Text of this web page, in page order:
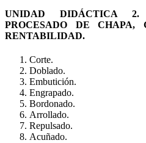
UNIDAD DIDÁCTICA 2.
PROCESADO DE CHAPA,
RENTABILIDAD.
Corte.
Doblado.
Embutición.
Engrapado.
Bordonado.
Arrollado.
Repulsado.
Acuñado.